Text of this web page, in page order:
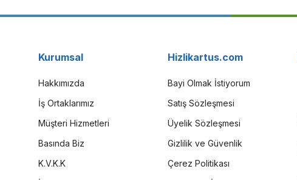
Kurumsal
Hakkımızda
İş Ortaklarımız
Müşteri Hizmetleri
Basında Biz
K.V.K.K
Hizlikartus.com
Bayi Olmak İstiyorum
Satış Sözleşmesi
Üyelik Sözleşmesi
Gizlilik ve Güvenlik
Çerez Politikası